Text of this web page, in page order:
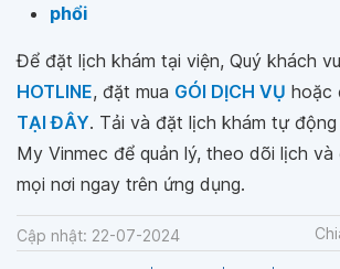
phổi
Để đặt lịch khám tại viện, Quý khách
HOTLINE, đặt mua GÓI DỊCH VỤ hoặc
TẠI ĐÂY. Tải và đặt lịch khám tự
My Vinmec để quản lý, theo dõi lịch và
mọi nơi ngay trên ứng dụng.
Cập nhật: 22-07-2024